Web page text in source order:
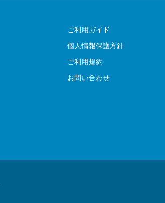
ご利用ガイド
個人情報保護方針
ご利用規約
お問い合わせ